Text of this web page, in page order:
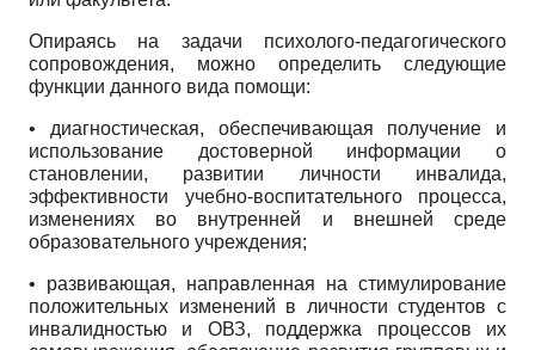
Опираясь на задачи психолого-педагогического
сопровождения, можно определить следующие
функции данного вида помощи:
• диагностическая, обеспечивающая получение и
использование достоверной информации о
становлении, развитии личности инвалида,
эффективности учебно-воспитательного процесса,
изменениях во внутренней и внешней среде
образовательного учреждения;
• развивающая, направленная на стимулирование
положительных изменений в личности студентов с
инвалидностью и ОВЗ, поддержка процессов их